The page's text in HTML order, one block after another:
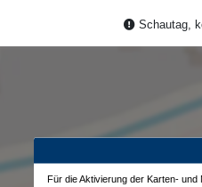
Schautag,
Für die Aktivierung der Karten-